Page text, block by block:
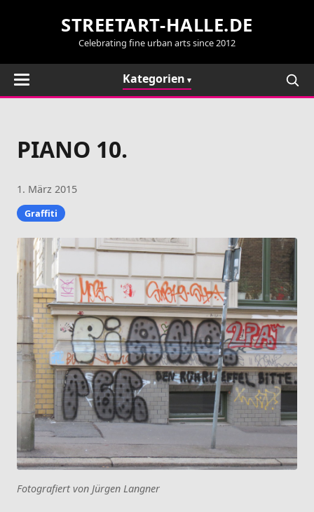
STREETART-HALLE.DE
Celebrating fine urban arts since 2012
Kategorien
PIANO 10.
1. März 2015
Graffiti
Fotografiert von Jürgen Langner